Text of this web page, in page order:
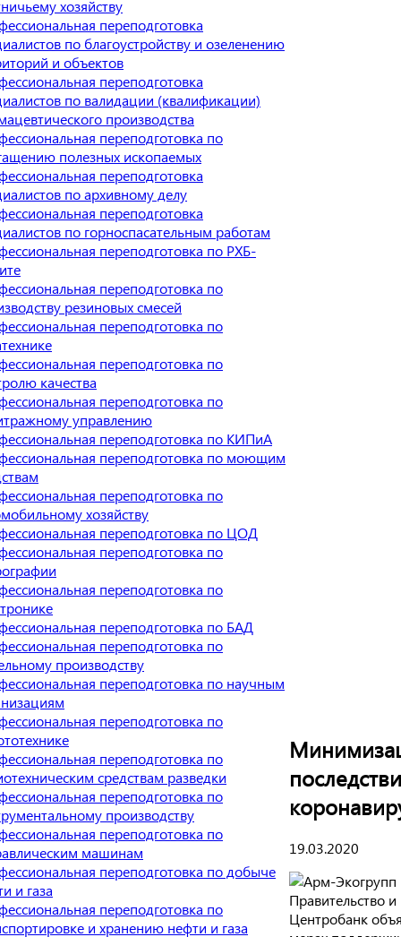
хозяйству
переподготовка
по благоустройству и озеленению
и объектов
переподготовка
по валидации (квалификации)
производства
переподготовка по
полезных ископаемых
переподготовка
по архивному делу
переподготовка
по горноспасательным работам
переподготовка по РХБ-
переподготовка по
резиновых смесей
переподготовка по
переподготовка по
качества
переподготовка по
управлению
переподготовка по КИПиА
переподготовка по моющим
переподготовка по
хозяйству
переподготовка по ЦОД
переподготовка по
переподготовка по
переподготовка по БАД
переподготовка по
производству
переподготовка по научным
переподготовка по
переподготовка по
средствам разведки
переподготовка по
производству
переподготовка по
машинам
переподготовка по добыче
и газа
переподготовка по
и хранению нефти и газа
19.03.2020
Правительство и
Центробанк